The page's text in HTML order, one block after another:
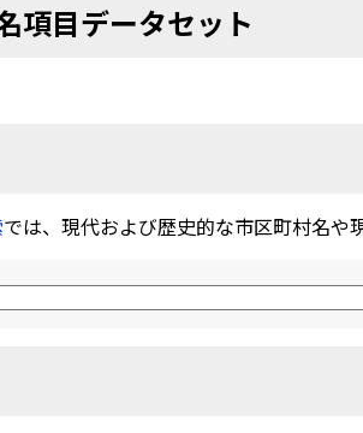
項目データセット
では、現代および歴史的な市区町村名や